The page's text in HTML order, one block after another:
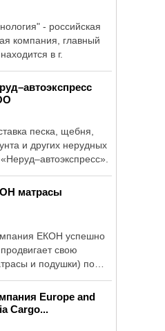
- российская
компания, главный
в г.
песка, щебня,
и других нерудных
матрасы
ЕКОН успешно
свою
и подушки) по
Europe and
Cargo...